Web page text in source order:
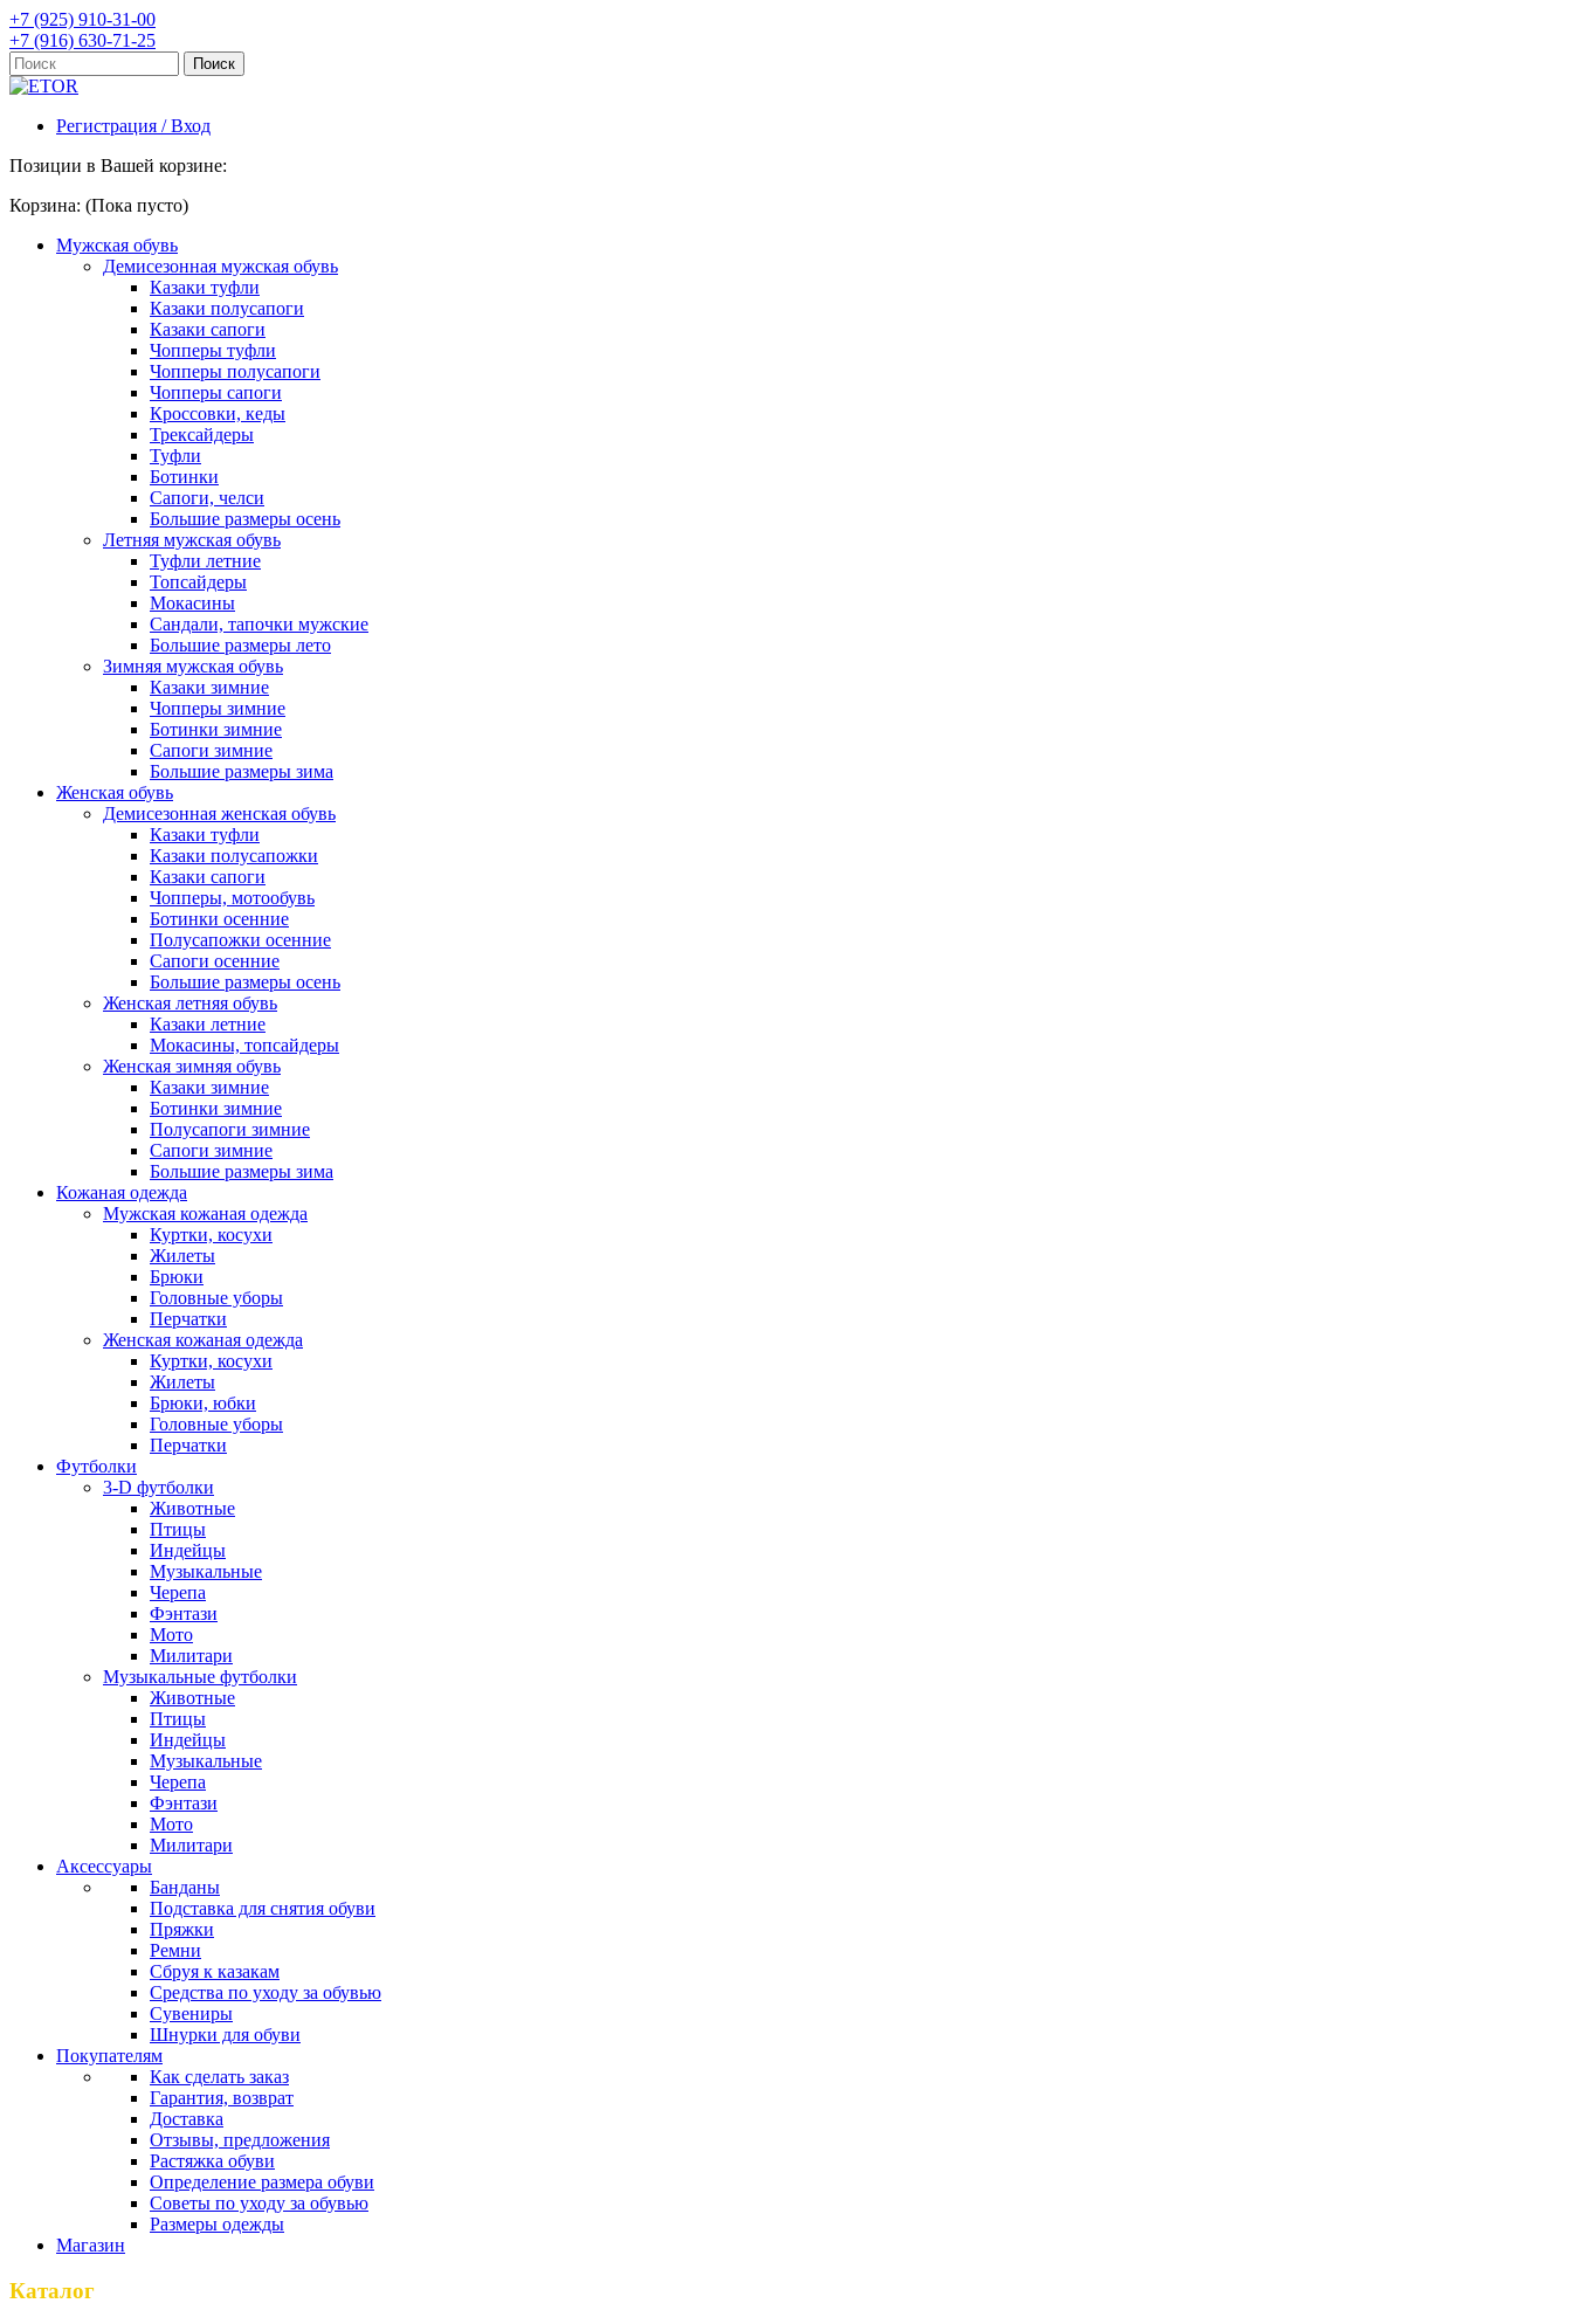
+7 (925) 910-31-00
+7 (916) 630-71-25
Регистрация / Вход
Позиции в Вашей корзине:
Корзина: (Пока пусто)
Мужская обувь
Демисезонная мужская обувь
Казаки туфли
Казаки полусапоги
Казаки сапоги
Чопперы туфли
Чопперы полусапоги
Чопперы сапоги
Кроссовки, кеды
Трексайдеры
Туфли
Ботинки
Сапоги, челси
Большие размеры осень
Летняя мужская обувь
Туфли летние
Топсайдеры
Мокасины
Сандали, тапочки мужские
Большие размеры лето
Зимняя мужская обувь
Казаки зимние
Чопперы зимние
Ботинки зимние
Сапоги зимние
Большие размеры зима
Женская обувь
Демисезонная женская обувь
Казаки туфли
Казаки полусапожки
Казаки сапоги
Чопперы, мотообувь
Ботинки осенние
Полусапожки осенние
Сапоги осенние
Большие размеры осень
Женская летняя обувь
Казаки летние
Мокасины, топсайдеры
Женская зимняя обувь
Казаки зимние
Ботинки зимние
Полусапоги зимние
Сапоги зимние
Большие размеры зима
Кожаная одежда
Мужская кожаная одежда
Куртки, косухи
Жилеты
Брюки
Головные уборы
Перчатки
Женская кожаная одежда
Куртки, косухи
Жилеты
Брюки, юбки
Головные уборы
Перчатки
Футболки
3-D футболки
Животные
Птицы
Индейцы
Музыкальные
Черепа
Фэнтази
Мото
Милитари
Музыкальные футболки
Животные
Птицы
Индейцы
Музыкальные
Черепа
Фэнтази
Мото
Милитари
Аксессуары
Банданы
Подставка для снятия обуви
Пряжки
Ремни
Сбруя к казакам
Средства по уходу за обувью
Сувениры
Шнурки для обуви
Покупателям
Как сделать заказ
Гарантия, возврат
Доставка
Отзывы, предложения
Растяжка обуви
Определение размера обуви
Советы по уходу за обувью
Размеры одежды
Магазин
Каталог